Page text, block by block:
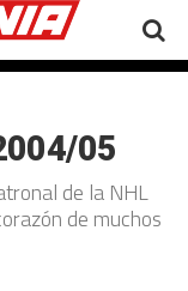
05
de la NHL
de muchos